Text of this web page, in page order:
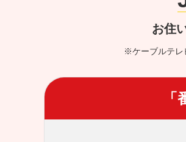
お住
※ケーブルテレ